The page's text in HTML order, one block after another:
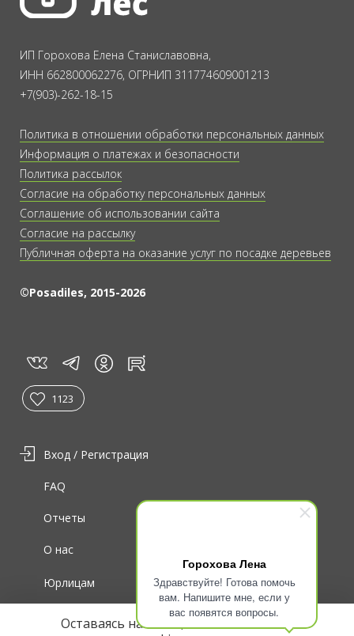
Горохова Лена
Здравствуйте! Готова помочь
вам. Напишите мне, если у
вас появятся вопросы.
ИП Горохова Елена Станиславовна,
ИНН 662800062276, ОГРНИП 311774609001213
+7(903)-262-18-15
Политика в отношении обработки персональных данных
Информация о платежах и безопасности
Политика рассылок
Согласие на обработку персональных данных
Соглашение об использовании сайта
Согласие на рассылку
Публичная оферта на оказание услуг по посадке деревьев
©Posadiles, 2015-2026
vk tg in rt
1123
Вход / Регистрация
Для волонтеров
Юрлицам
О нас
Отчеты
FAQ
Оставаясь на сайте, вы соглашаетесь